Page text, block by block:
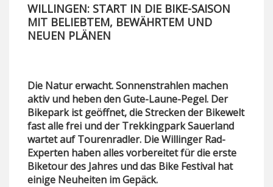
WILLINGEN: START IN DIE BIKE-SAISON
MIT BELIEBTEM, BEWÄHRTEM UND
NEUEN PLÄNEN
Die Natur erwacht. Sonnenstrahlen machen
aktiv und heben den Gute-Laune-Pegel. Der
Bikepark ist geöffnet, die Strecken der Bikewelt
fast alle frei und der Trekkingpark Sauerland
wartet auf Tourenradler. Die Willinger Rad-
Experten haben alles vorbereitet für die erste
Biketour des Jahres und das Bike Festival hat
einige Neuheiten im Gepäck.